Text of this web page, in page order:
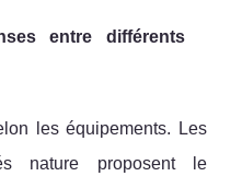
entre différents
les équipements. Les
nature proposent le